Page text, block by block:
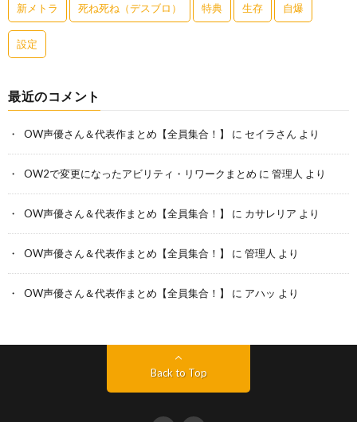
新メトラ 死ね死ね（デスブロ） 特典 生存 自爆
設定
最近のコメント
OW声優さん＆代表作まとめ【全員集合！】 に セイラさん より
OW2で変更になったアビリティ・リワークまとめ に 管理人 より
OW声優さん＆代表作まとめ【全員集合！】 に カサレリア より
OW声優さん＆代表作まとめ【全員集合！】 に 管理人 より
OW声優さん＆代表作まとめ【全員集合！】 に アハッ より
Back to Top